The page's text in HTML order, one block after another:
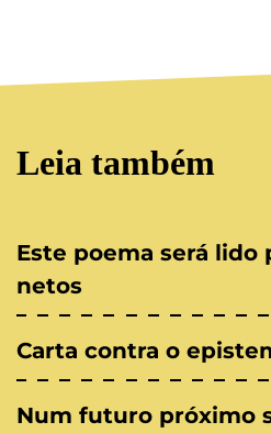
Leia também
Este poema será lido
netos
Carta contra o
Num futuro próximo